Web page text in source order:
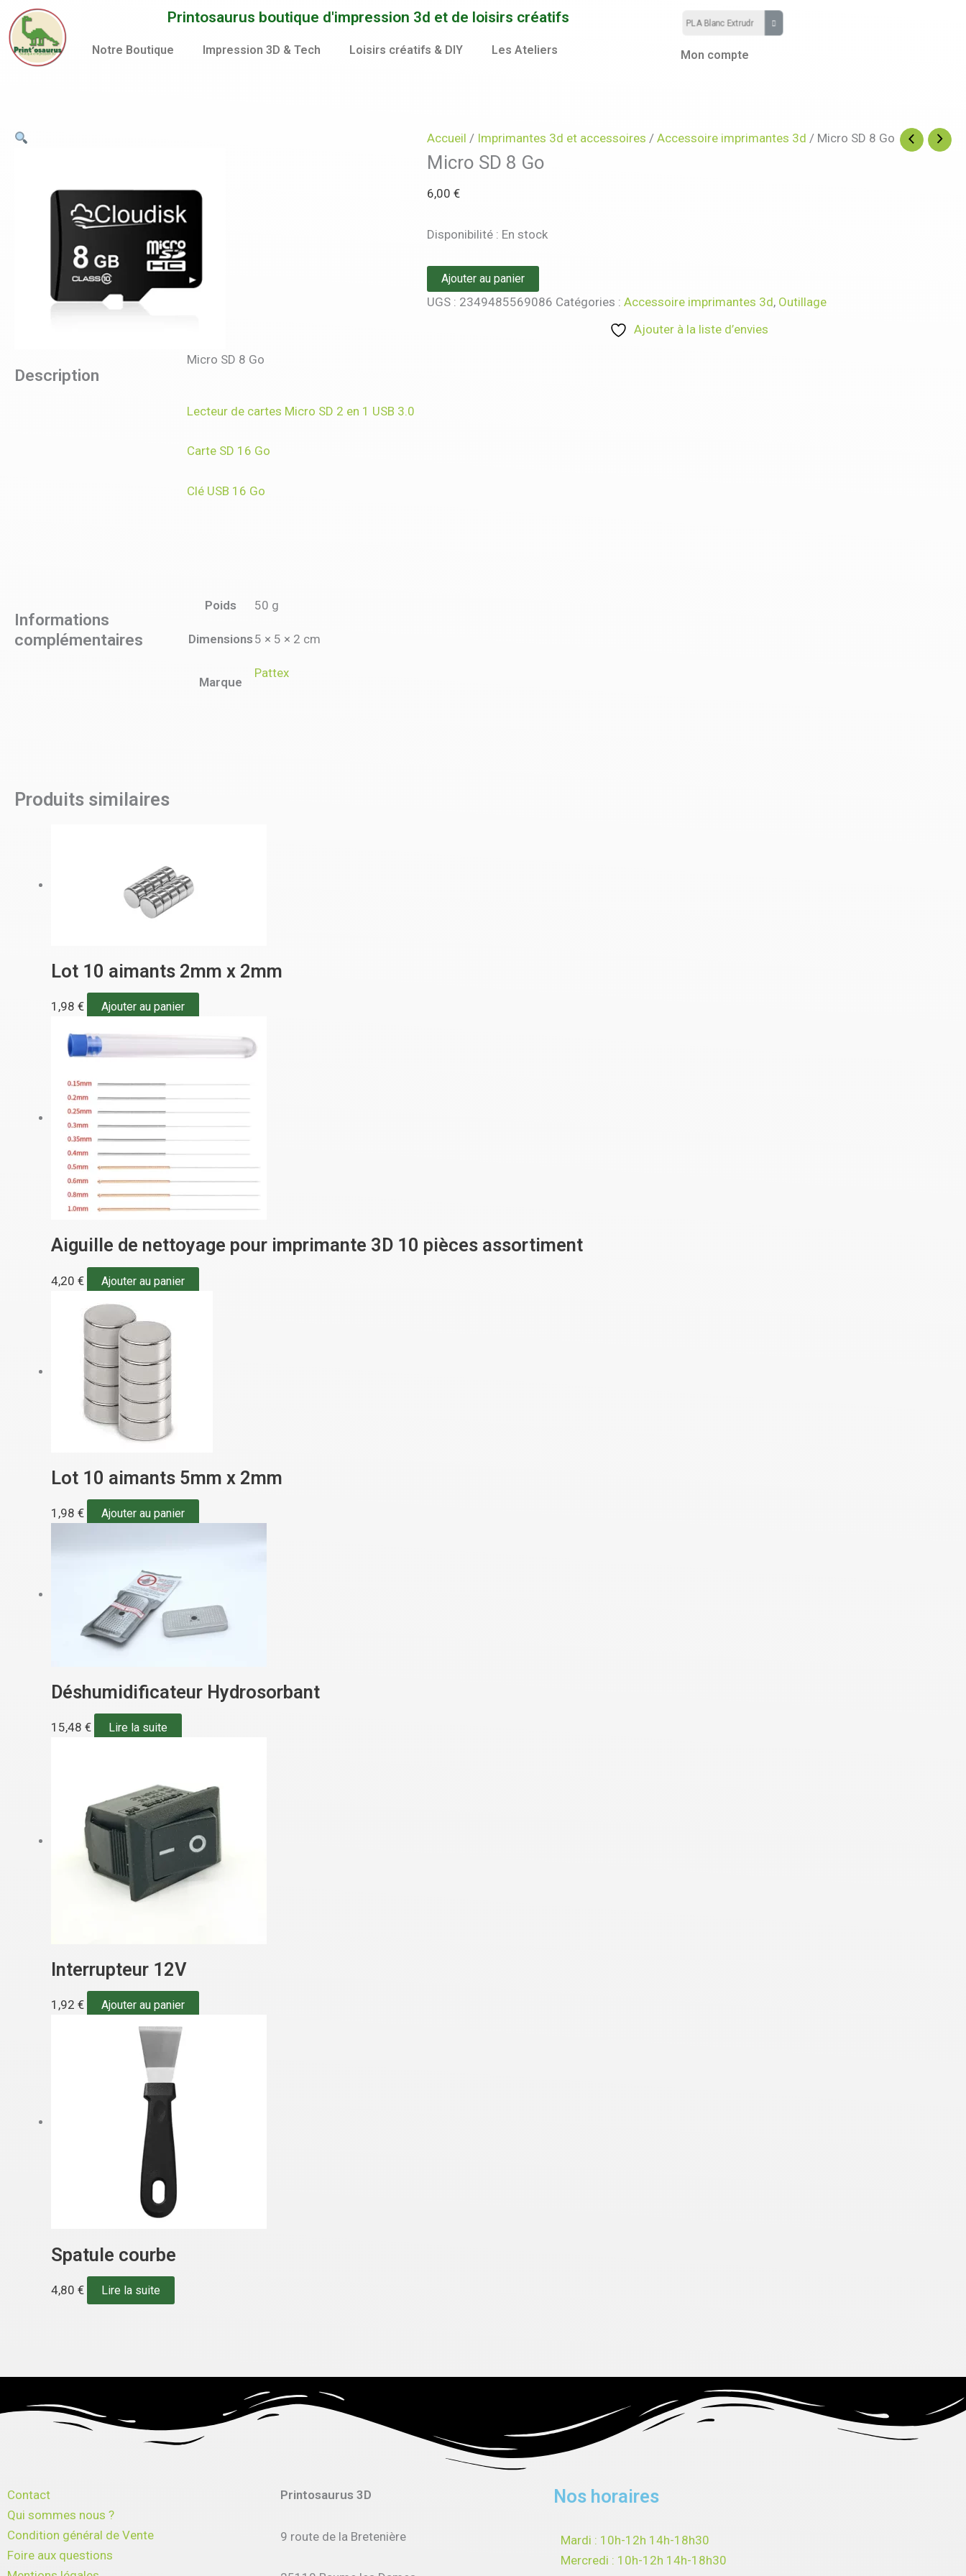
Aller
au
contenu
Printosaurus boutique d'impression 3d et de loisirs créatifs
Notre Boutique Impression 3D & Tech Loisirs créatifs & DIY Les Ateliers Mon compte
Accueil / Imprimantes 3d et accessoires / Accessoire imprimantes 3d / Micro SD 8 Go
Micro SD 8 Go
6,00 €
Disponibilité : En stock
quantité
Micro
Ajouter au panier
UGS : 2349485569086 Catégories : Accessoire imprimantes 3d, Outillage
Ajouter à la liste d’envies
Description
Micro SD 8 Go
Lecteur de cartes Micro SD 2 en 1 USB 3.0
Carte SD 16 Go
Clé USB 16 Go
Informations
complémentaires
Poids 50 g
Dimensions 5 × 5 × 2 cm
Marque
Pattex
Produits similaires
Lot 10 aimants 2mm x 2mm
1,98 € Ajouter au panier
Aiguille de nettoyage pour imprimante 3D 10 pièces assortiment
4,20 € Ajouter au panier
Lot 10 aimants 5mm x 2mm
1,98 € Ajouter au panier
Déshumidificateur Hydrosorbant
15,48 € Lire la suite
Interrupteur 12V
1,92 € Ajouter au panier
Spatule courbe
4,80 € Lire la suite
Contact
Qui sommes nous ?
Condition général de Vente
Foire aux questions
Printosaurus 3D
9 route de la Bretenière
Nos horaires
Mardi : 10h-12h 14h-18h30
Mercredi : 10h-12h 14h-18h30